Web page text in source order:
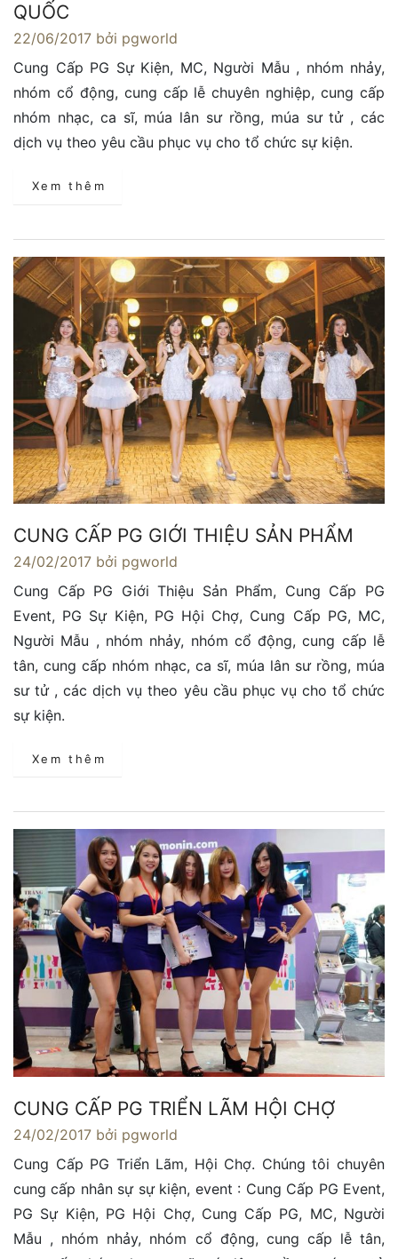
QUỐC
22/06/2017 bởi pgworld
Cung Cấp PG Sự Kiện, MC, Người Mẫu , nhóm nhảy,
nhóm cổ động, cung cấp lễ chuyên nghiệp, cung cấp
nhóm nhạc, ca sĩ, múa lân sư rồng, múa sư tử , các
dịch vụ theo yêu cầu phục vụ cho tổ chức sự kiện.
Xem thêm
CUNG CẤP PG GIỚI THIỆU SẢN PHẨM
24/02/2017 bởi pgworld
Cung Cấp PG Giới Thiệu Sản Phẩm, Cung Cấp PG
Event, PG Sự Kiện, PG Hội Chợ, Cung Cấp PG, MC,
Người Mẫu , nhóm nhảy, nhóm cổ động, cung cấp lễ
tân, cung cấp nhóm nhạc, ca sĩ, múa lân sư rồng, múa
sư tử , các dịch vụ theo yêu cầu phục vụ cho tổ chức
sự kiện.
Xem thêm
CUNG CẤP PG TRIỂN LÃM HỘI CHỢ
24/02/2017 bởi pgworld
Cung Cấp PG Triển Lãm, Hội Chợ. Chúng tôi chuyên
cung cấp nhân sự sự kiện, event : Cung Cấp PG Event,
PG Sự Kiện, PG Hội Chợ, Cung Cấp PG, MC, Người
Mẫu , nhóm nhảy, nhóm cổ động, cung cấp lễ tân,